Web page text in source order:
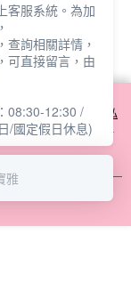
之詳情，及若您不希
請參閱本網站「
隱私
意本公司得按本網站使
客服系統。為加
查詢相關詳情，
可直接留言，由
08:30-12:30 /
/國定假日休息)
雅